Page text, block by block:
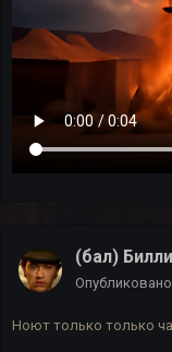
(бал)
Опубликовано
Ноют только только